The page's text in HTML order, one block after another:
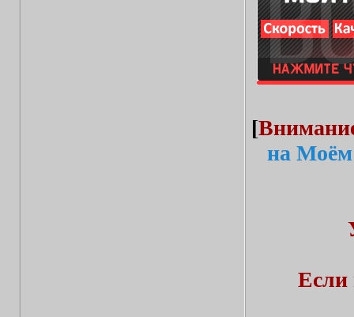
[
на Моём
Если